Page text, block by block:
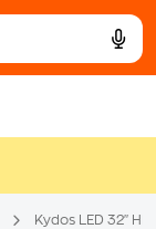
Kydos LED 32"